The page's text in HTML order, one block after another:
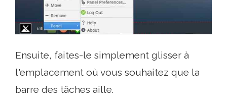
Ensuite, faites-le simplement glisser à
l'emplacement où vous souhaitez que la
barre des tâches aille.